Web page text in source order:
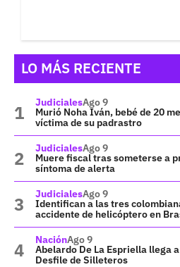
LO MÁS RECIENTE
JudicialesAgo 9
Murió Noha Iván, bebé de 20
víctima de su padrastro
JudicialesAgo 9
Muere fiscal tras someterse a
síntoma de alerta
JudicialesAgo 9
Identifican a las tres
accidente de helicóptero en
NaciónAgo 9
Abelardo De La Espriella llega
Desfile de Silleteros